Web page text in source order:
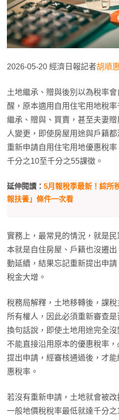
2026-05-20 經濟日報記者胡順惠
土地繼承、贈與後別以為稅率
醒，原本適用自用住宅用地稅
繼承、贈與、買賣，甚至夫妻
人變更，即使房屋用途與戶籍
重新申請自用住宅用地優惠稅
千分之10至千分之55課徵。
延伸閱讀： 5月報稅季最新！綜所
報扶養」條件一次看
實務上，最常見的情況，就是
本就是自住房屋、戶籍也沒遷
動延續，結果忘記重新提出申請
稅金大增。
稅務局解釋，土地移轉後，課
所有權人，因此必須重新審查
換句話說，即使土地用途完全
不能直接沿用原本的優惠稅率
提出申請，經審核通過後，才
惠稅率。
若沒有重新申請，土地就會被
一般地價稅稅率最低就達千分